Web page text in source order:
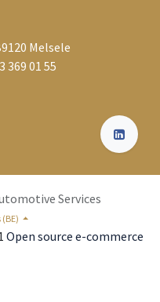
Melsele
369 01 55
Services
Open source e-commerce